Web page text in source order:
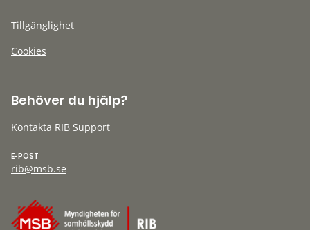
Tillgänglighet
Cookies
Behöver du hjälp?
Kontakta RIB Support
E-POST
rib@msb.se